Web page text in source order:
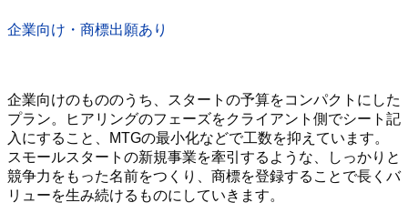
企業向け・商標出願あり
企業向けのもののうち、スタートの予算をコンパクトにした
プラン。ヒアリングのフェーズをクライアント側でシート記
入にすること、MTGの最小化などで工数を抑えています。
スモールスタートの新規事業を牽引するような、しっかりと
競争力をもった名前をつくり、商標を登録することで長くバ
リューを生み続けるものにしていきます。